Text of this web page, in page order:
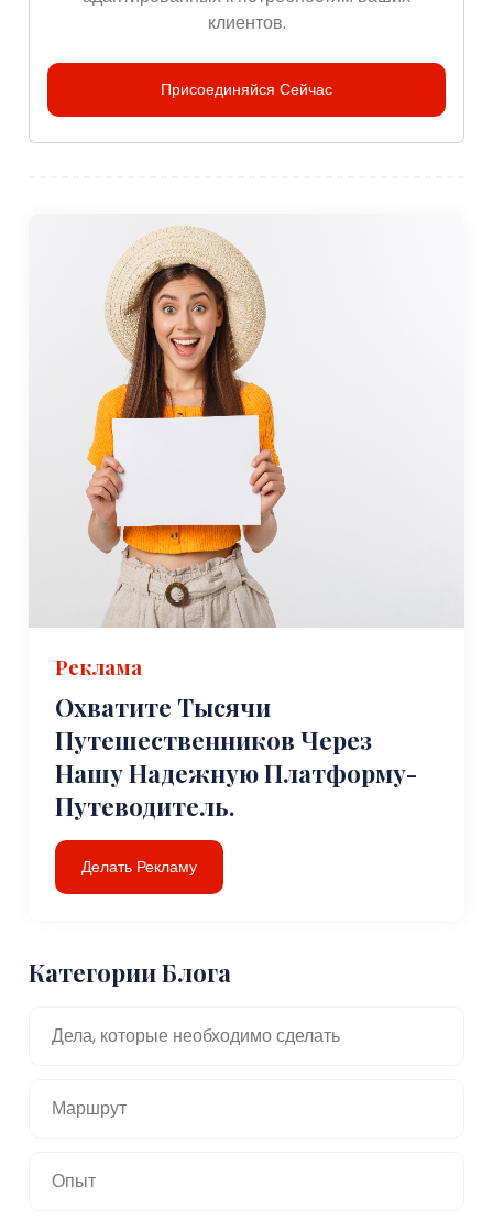
клиентов.
Присоединяйся Сейчас
Реклама
Охватите Тысячи
Путешественников Через
Нашу Надежную Платформу-
Путеводитель.
Делать Рекламу
Категории Блога
Дела, которые необходимо сделать
Маршрут
Опыт